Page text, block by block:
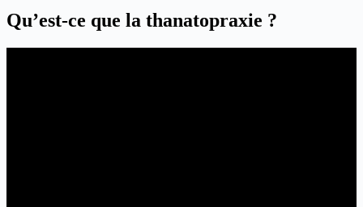
Qu’est-ce que la thanatopraxie ?